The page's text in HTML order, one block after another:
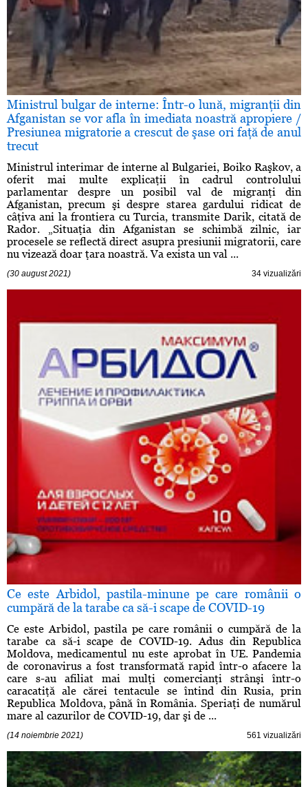
Ministrul bulgar de interne: Într-o lună, migranţii din
Afganistan se vor afla în imediata noastră apropiere /
Presiunea migratorie a crescut de şase ori faţă de anul
trecut
Ministrul interimar de interne al Bulgariei, Boiko Raşkov, a
oferit mai multe explicaţii în cadrul controlului
parlamentar despre un posibil val de migranţi din
Afganistan, precum şi despre starea gardului ridicat de
câţiva ani la frontiera cu Turcia, transmite Darik, citată de
Rador. „Situaţia din Afganistan se schimbă zilnic, iar
procesele se reflectă direct asupra presiunii migratorii, care
nu vizează doar ţara noastră. Va exista un val ...
(30 august 2021) 34 vizualizări
Ce este Arbidol, pastila-minune pe care românii o
cumpără de la tarabe ca să-i scape de COVID-19
Ce este Arbidol, pastila pe care românii o cumpără de la
tarabe ca să-i scape de COVID-19. Adus din Republica
Moldova, medicamentul nu este aprobat în UE. Pandemia
de coronavirus a fost transformată rapid într-o afacere la
care s-au afiliat mai mulţi comercianţi strânşi într-o
caracatiţă ale cărei tentacule se întind din Rusia, prin
Republica Moldova, până în România. Speriaţi de numărul
mare al cazurilor de COVID-19, dar şi de ...
(14 noiembrie 2021) 561 vizualizări